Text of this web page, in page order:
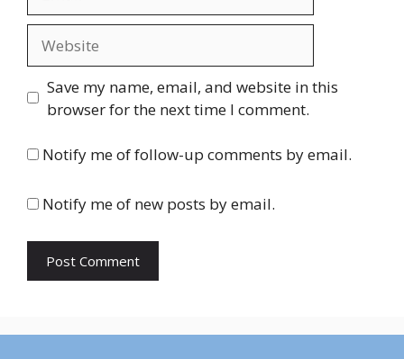
Save my name, email, and website in this
browser for the next time I comment.
Notify me of follow-up comments by email.
Notify me of new posts by email.